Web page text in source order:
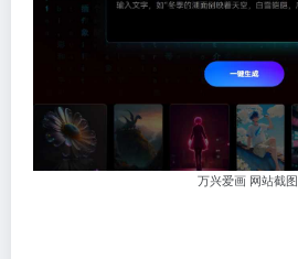
万兴爱画 网站截图